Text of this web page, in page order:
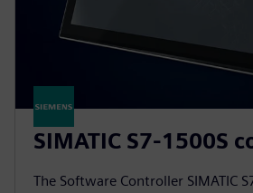
SIMATIC S7-1500S
The Software Controller SIMATIC